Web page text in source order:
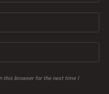
this browser for the next time I